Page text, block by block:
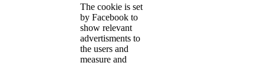
The cookie is set
by Facebook to
show relevant
advertisments to
the users and
measure and